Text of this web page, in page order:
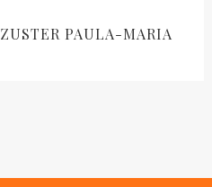
ZUSTER PAULA-MARIA